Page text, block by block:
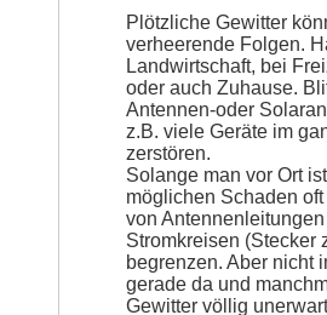
Plötzliche Gewitter
verheerende Folgen.
Landwirtschaft, bei
oder auch Zuhause.
Antennen-oder
z.B. viele Geräte im
zerstören.
Solange man vor Ort
möglichen Schaden
von
Stromkreisen (Stecker
begrenzen. Aber nicht
gerade da und
Gewitter völlig